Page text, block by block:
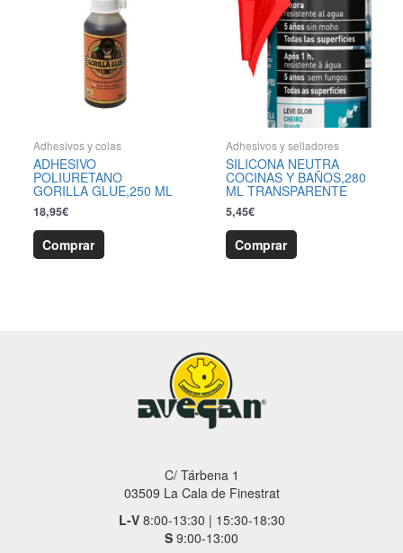
Adhesivos y colas
ADHESIVO
POLIURETANO
GORILLA GLUE,250 ML
18,95€
Comprar
Adhesivos y selladores
SILICONA NEUTRA
COCINAS Y BAÑOS,280
ML TRANSPARENTE
5,45€
Comprar
C/ Tárbena 1
03509 La Cala de Finestrat
L-V8:00-13:30 | 15:30-18:30
S 9:00-13:00